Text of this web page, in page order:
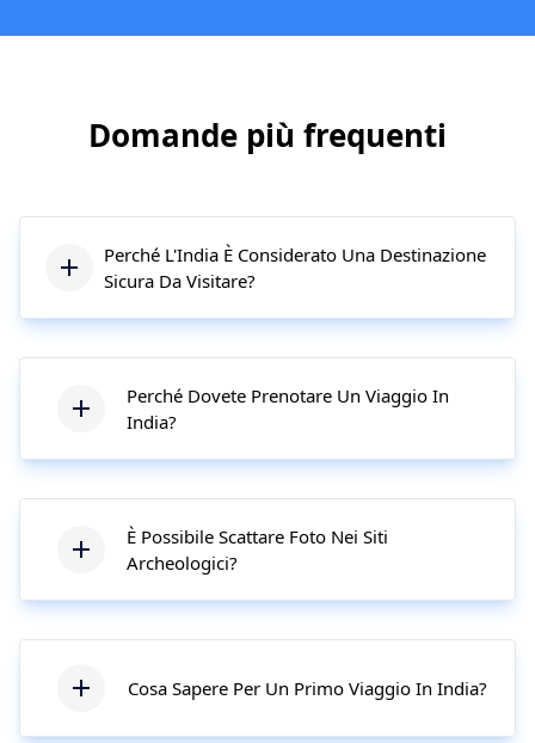
Domande più frequenti
Perché L'India È Considerato Una Destinazione
Sicura Da Visitare?
Perché Dovete Prenotare Un Viaggio In
India?
È Possibile Scattare Foto Nei Siti
Archeologici?
Cosa Sapere Per Un Primo Viaggio In India?